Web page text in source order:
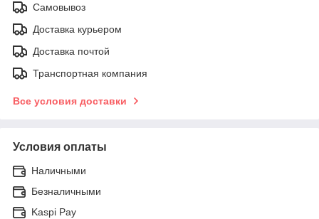
Самовывоз
Доставка курьером
Доставка почтой
Транспортная компания
Все условия доставки
Условия оплаты
Наличными
Безналичными
Kaspi Pay